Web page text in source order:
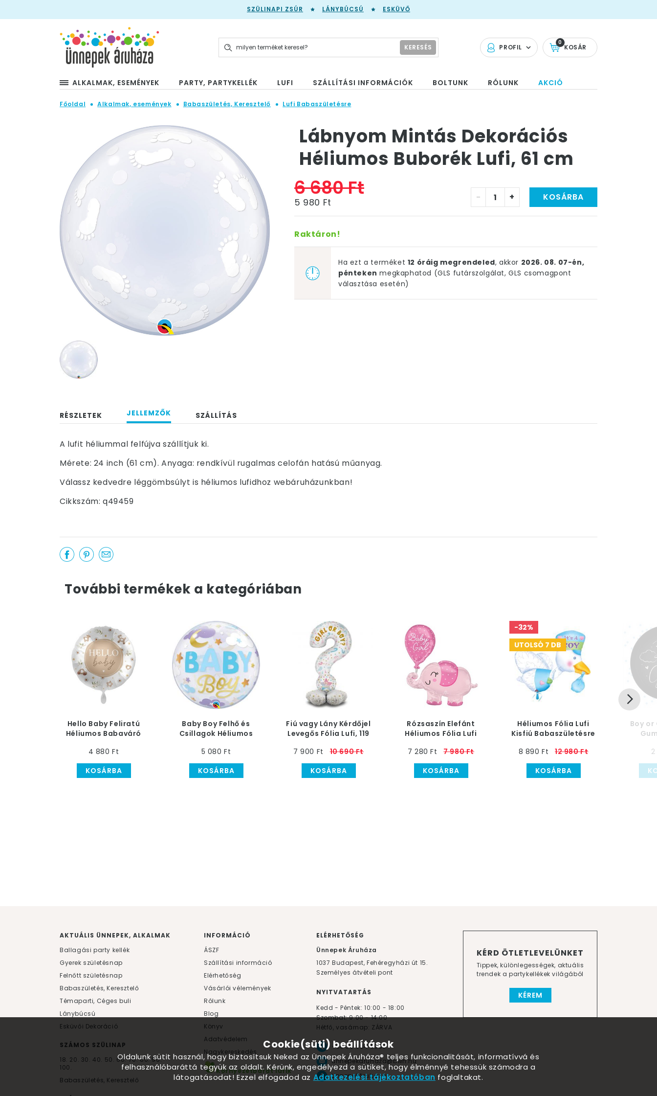
SZÜLINAPI ZSÚR LÁNYBÚCSÚ ESKÜVŐ
PROFIL KOSÁR
0
KERESÉS
ALKALMAK, ESEMÉNYEK PARTY, PARTYKELLÉK LUFI SZÁLLÍTÁSI INFORMÁCIÓK BOLTUNK RÓLUNK AKCIÓ
Főoldal Alkalmak, események Babaszületés, Keresztelő Lufi Babaszületésre
Lábnyom Mintás Dekorációs
Héliumos Buborék Lufi, 61 cm
6 680 Ft
5 980 Ft - + KOSÁRBA
Raktáron!
Ha ezt a terméket 12 óráig megrendeled, akkor 2026. 08. 07-én,
pénteken megkaphatod (GLS futárszolgálat, GLS csomagpont
választása esetén)
RÉSZLETEK JELLEMZŐK SZÁLLÍTÁS
A lufit héliummal felfújva szállítjuk ki.
Mérete: 24 inch (61 cm). Anyaga: rendkívül rugalmas celofán hatású műanyag.
Válassz kedvedre léggömbsúlyt is héliumos lufidhoz webáruházunkban!
Cikkszám: q49459
További termékek a kategóriában
Hello Baby Feliratú
Héliumos Babaváró
4 880 Ft
KOSÁRBA
Baby Boy Felhő és
Csillagok Héliumos
5 080 Ft
KOSÁRBA
Fiú vagy Lány Kérdőjel
Levegős Fólia Lufi, 119
7 900 Ft
10 690 Ft
KOSÁRBA
Rózsaszín Elefánt
Héliumos Fólia Lufi
7 280 Ft
7 980 Ft
KOSÁRBA
-32%
UTOLSÓ 7 DB
Héliumos Fólia Lufi
Kisfiú Babaszületésre
8 890 Ft
12 980 Ft
KOSÁRBA
Boy
KÉRD ÖTLETLEVELÜNKET
Tippek, különlegességek, aktuális
trendek a partykellékek világából
KÉREM
AKTUÁLIS ÜNNEPEK, ALKALMAK
Ballagási party kellék
Gyerek születésnap
Felnőtt születésnap
Babaszületés, Keresztelő
Témaparti, Céges buli
Lánybúcsú
Esküvői Dekoráció
SZÁMOS SZÜLINAP
18. 20. 30. 40. 50. 60.70.80.90.
100.
Babaszületés, Keresztelő
INFORMÁCIÓ
ÁSZF
Szállítási információ
Elérhetőség
Vásárlói vélemények
Rólunk
Blog
Könyv
Adatvédelem
Nagykereskedés
Környezetbarát lufik
ELÉRHETŐSÉG
Ünnepek Áruháza
1037 Budapest, Fehéregyházi út 15.
Személyes átvételi pont
NYITVATARTÁS
Kedd - Péntek: 10:00 - 18:00
Szombat: 9:00 - 14:00
Hétfő, vasárnap: ZÁRVA
+36 30 984 6955
unnepekaruhaza@bwh.hu
UnnepekAruhaza
Cookie(süti) beállítások
Oldalunk sütit használ, hogy biztosítsuk Neked az Ünnepek Áruháza® teljes funkcionalitását, informatívvá és
felhasználóbaráttá tegyük az oldalt. Kérünk, engedélyezd a sütiket, hogy élménnyé tehessük számodra a
látogatásodat! Ezzel elfogadod az Adatkezelési tájékoztatóban foglaltakat.